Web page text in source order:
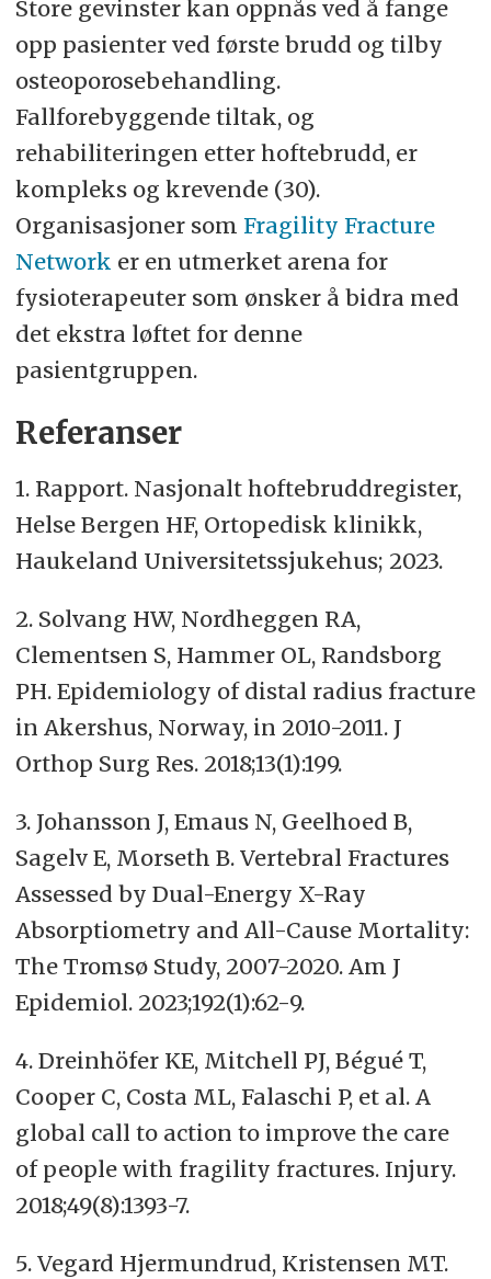
Store gevinster kan oppnås ved å fange
opp pasienter ved første brudd og tilby
osteoporosebehandling.
Fallforebyggende tiltak, og
rehabiliteringen etter hoftebrudd, er
kompleks og krevende (30).
Organisasjoner som Fragility Fracture
Network er en utmerket arena for
fysioterapeuter som ønsker å bidra med
det ekstra løftet for denne
pasientgruppen.
Referanser
1. Rapport. Nasjonalt hoftebruddregister,
Helse Bergen HF, Ortopedisk klinikk,
Haukeland Universitetssjukehus; 2023.
2. Solvang HW, Nordheggen RA,
Clementsen S, Hammer OL, Randsborg
PH. Epidemiology of distal radius fracture
in Akershus, Norway, in 2010-2011. J
Orthop Surg Res. 2018;13(1):199.
3. Johansson J, Emaus N, Geelhoed B,
Sagelv E, Morseth B. Vertebral Fractures
Assessed by Dual-Energy X-Ray
Absorptiometry and All-Cause Mortality:
The Tromsø Study, 2007-2020. Am J
Epidemiol. 2023;192(1):62-9.
4. Dreinhöfer KE, Mitchell PJ, Bégué T,
Cooper C, Costa ML, Falaschi P, et al. A
global call to action to improve the care
of people with fragility fractures. Injury.
2018;49(8):1393-7.
5. Vegard Hjermundrud, Kristensen MT.